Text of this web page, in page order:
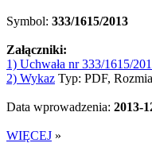
Symbol: 333/1615/2013
Załączniki:
1) Uchwała nr 333/1615/
2) Wykaz Typ: PDF,
Data wprowadzenia: 2013-
WIĘCEJ »